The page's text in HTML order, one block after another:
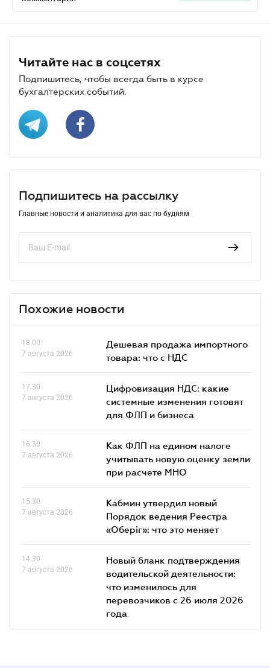
Читайте нас в соцсетях
Подпишитесь, чтобы всегда быть в курсе
бухгалтерских событий.
Подпишитесь на рассылку
Главные новости и аналитика для вас по будням
Похожие новости
18.00
7 августа 2026
Дешевая продажа импортного
товара: что c НДС
17.30
7 августа 2026
Цифровизация НДС: какие
системные изменения готовят
для ФЛП и бизнеса
16.30
7 августа 2026
Как ФЛП на едином налоге
учитывать новую оценку земли
при расчете МНО
15.30
7 августа 2026
Кабмин утвердил новый
Порядок ведения Реестра
«Оберіг»: что это меняет
14.30
7 августа 2026
Новый бланк подтверждения
водительской деятельности:
что изменилось для
перевозчиков с 26 июля 2026
года